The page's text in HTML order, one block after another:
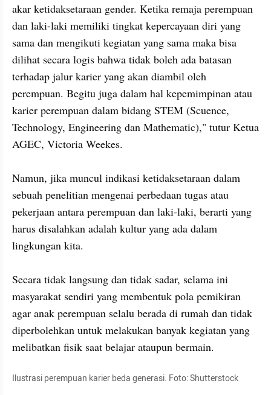
akar ketidaksetaraan gender. Ketika remaja perempuan
dan laki-laki memiliki tingkat kepercayaan diri yang
sama dan mengikuti kegiatan yang sama maka bisa
dilihat secara logis bahwa tidak boleh ada batasan
terhadap jalur karier yang akan diambil oleh
perempuan. Begitu juga dalam hal kepemimpinan atau
karier perempuan dalam bidang STEM (Scuence,
Technology, Engineering dan Mathematic)," tutur Ketua
AGEC, Victoria Weekes.
Namun, jika muncul indikasi ketidaksetaraan dalam
sebuah penelitian mengenai perbedaan tugas atau
pekerjaan antara perempuan dan laki-laki, berarti yang
harus disalahkan adalah kultur yang ada dalam
lingkungan kita.
Secara tidak langsung dan tidak sadar, selama ini
masyarakat sendiri yang membentuk pola pemikiran
agar anak perempuan selalu berada di rumah dan tidak
diperbolehkan untuk melakukan banyak kegiatan yang
Ilustrasi perempuan karier beda generasi. Foto: Shutterstock